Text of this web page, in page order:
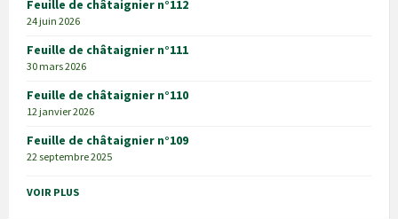
Feuille de châtaignier n°112
24 juin 2026
Feuille de châtaignier n°111
30 mars 2026
Feuille de châtaignier n°110
12 janvier 2026
Feuille de châtaignier n°109
22 septembre 2025
VOIR PLUS